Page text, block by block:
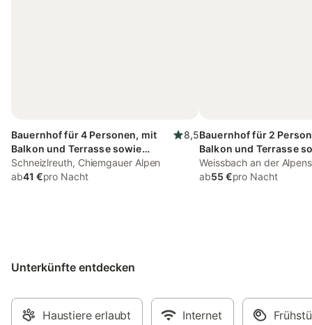
Bauernhof für 4 Personen, mit
Balkon und Terrasse sowie
Garten
8,5
Schneizlreuth, Chiemgauer Alpen
ab41 €pro Nacht
Bauernhof für 2
Balkon und Terrasse
Garten
Weissbach an der
Schneizlreuth
ab55 €pro Nacht
Unterkünfte entdecken
Haustiere erlaubt Internet